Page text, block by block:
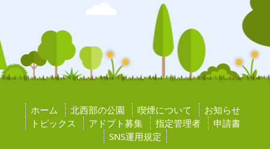
ホーム 北西部の公園 喫煙について
お知らせ
トピックス
アドプト募集 指定管理者
申請書
SNS運用規定